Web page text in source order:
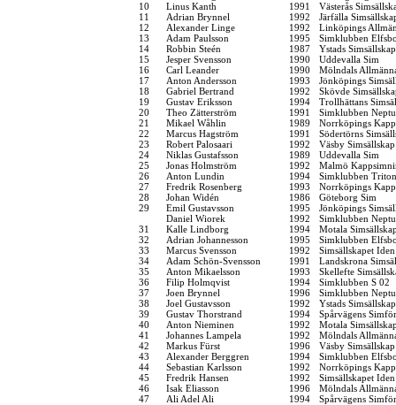
10
Linus Kanth 1991
Västerås
11
Adrian Brynnel 1992
Järfälla
12
Alexander Linge 1992
Linköpings
13
Adam Paulsson 1995
Simklubben
14
Robbin Steén 1987
Ystads Simsällskap
15
Jesper Svensson 1990
Uddevalla Sim
16
Carl Leander 1990
Mölndals
17
Anton Andersson 1993
Jönköpings
18
Gabriel Bertrand 1992
Skövde
19
Gustav Eriksson 1994
Trollhättans
20
Theo Zätterström 1991
Simklubben
21
Mikael Wåhlin 1989
Norrköpings
22
Marcus Hagström 1991
Södertörns
23
Robert Palosaari 1992
Väsby Simsällskap
24
Niklas Gustafsson 1989
Uddevalla Sim
25
Jonas Holmström 1992
Malmö
26
Anton Lundin 1994
Simklubben Triton
27
Fredrik Rosenberg 1993
Norrköpings
28
Johan Widén 1986
Göteborg Sim
29
Emil Gustavsson 1995
Jönköpings
Daniel Wiorek
1992
Simklubben
31
Kalle Lindborg 1994
Motala
32
Adrian Johannesson 1995
Simklubben
33
Marcus Svensson 1992
Simsällskapet Iden
34
Adam Schön-Svensson 1991
Landskrona
35
Anton Mikaelsson 1993
Skellefte
36
Filip Holmqvist 1994
Simklubben S 02
37
Joen Brynnel 1996
Simklubben
38
Joel Gustavsson 1992
Ystads Simsällskap
39
Gustav Thorstrand 1994
Spårvägens
40
Anton Nieminen 1992
Motala
41
Johannes Lampela 1992
Mölndals
42
Markus Fürst 1996
Väsby Simsällskap
43
Alexander Berggren 1994
Simklubben
44
Sebastian Karlsson 1992
Norrköpings
45
Fredrik Hansen 1992
Simsällskapet Iden
46
Isak Eliasson 1996
Mölndals
47
Ali Adel Ali 1994 Spårvägens